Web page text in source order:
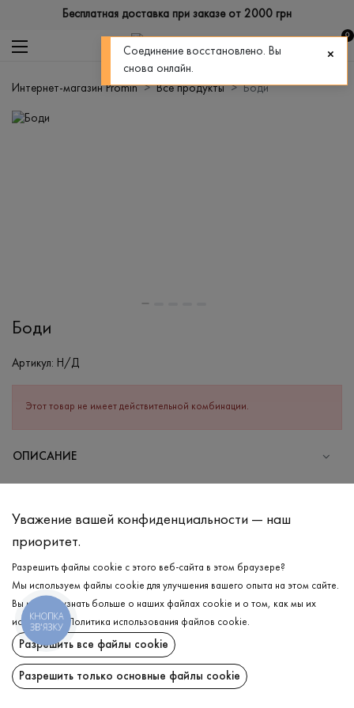
Бесплатная доставка при заказе от 2000 грн
0
Интернет-магазин Promin Все продукты Боди
Боди
Артикул: Н/Д
Этот товар не имеет действительной комбинации.
ОПИСАНИЕ
УХОД
Стирка в холодной воде (до 30 °C)
Отбеливание запрещено
Гладить при средней температуре
Щадный отжим и сушка
Щадящая химчистка
ДОСТАВКА
ВОЗВРАТ
Уважение вашей конфиденциальности — наш
приоритет.
Разрешить файлы cookie с этого веб-сайта в этом браузере?
Мы используем файлы cookie для улучшения вашего опыта на этом сайте.
Вы можете узнать больше о наших файлах cookie и о том, как мы их
используем.
Политика использования файлов cookie.
Разрешить все файлы cookie
Разрешить только основные файлы cookie
КНОПКА
ЗВ'ЯЗКУ
Соединение восстановлено. Вы
снова онлайн.